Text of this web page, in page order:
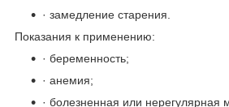
· замедление старения.
Показания к применению:
· беременность;
· анемия;
· болезненная или нерегулярная